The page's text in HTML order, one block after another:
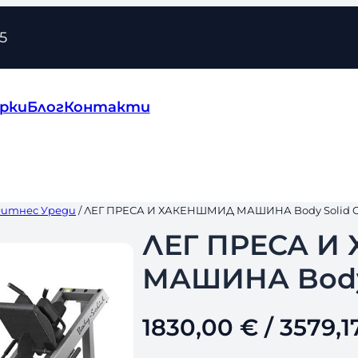
БлогКонтакти
Уреди / ЛЕГ ПРЕСА И ХАКЕНШМИД МАШИНА Body Solid
ЛЕГ ПРЕСА
МАШИНА Body
1830,00 €/